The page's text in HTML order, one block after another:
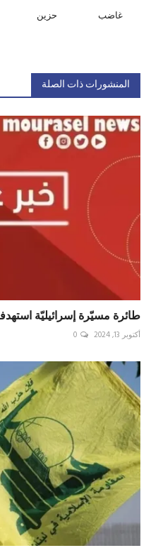
غاضب حزين
المنشورات ذات الصلة
طائرة مسيّرة إسرائيليّة
أكتوبر 13, 2024 0